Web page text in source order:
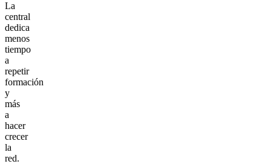
La
central
dedica
menos
tiempo
a
repetir
formación
y
más
a
hacer
crecer
la
red.